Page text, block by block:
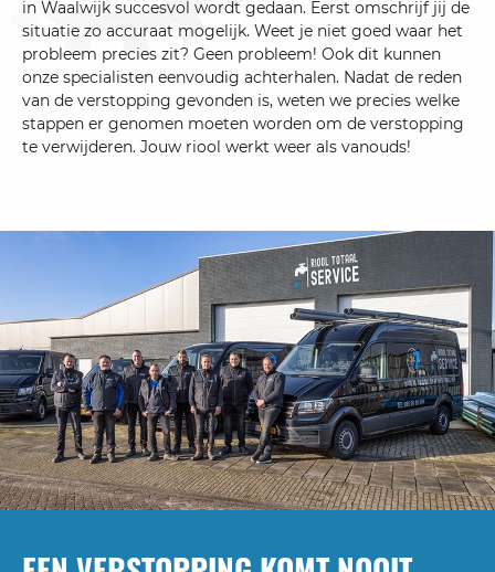
in Waalwijk succesvol wordt gedaan. Eerst omschrijf jij de
situatie zo accuraat mogelijk. Weet je niet goed waar het
probleem precies zit? Geen probleem! Ook dit kunnen
onze specialisten eenvoudig achterhalen. Nadat de reden
van de verstopping gevonden is, weten we precies welke
stappen er genomen moeten worden om de verstopping
te verwijderen. Jouw riool werkt weer als vanouds!